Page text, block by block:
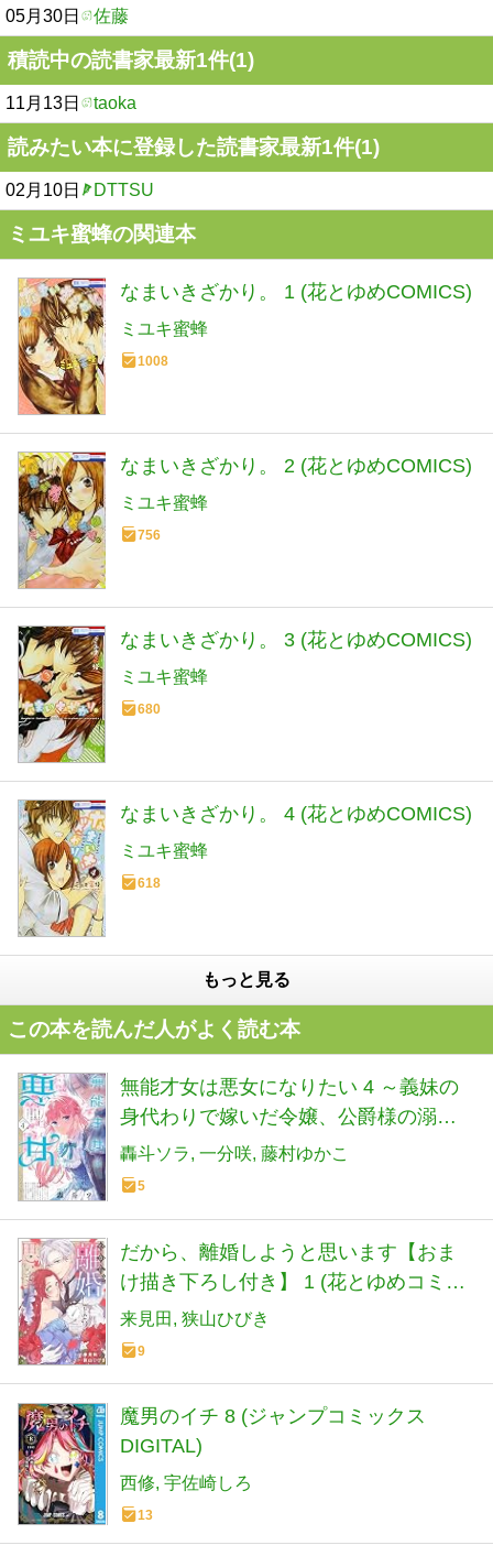
05月30日 佐藤
積読中の読書家最新1件(1)
11月13日 taoka
読みたい本に登録した読書家最新1件(1)
02月10日 DTTSU
ミユキ蜜蜂の関連本
なまいきざかり。 1 (花とゆめCOMICS)
ミユキ蜜蜂
1008
なまいきざかり。 2 (花とゆめCOMICS)
ミユキ蜜蜂
756
なまいきざかり。 3 (花とゆめCOMICS)
ミユキ蜜蜂
680
なまいきざかり。 4 (花とゆめCOMICS)
ミユキ蜜蜂
618
もっと見る
この本を読んだ人がよく読む本
無能才女は悪女になりたい 4 ～義妹の
身代わりで嫁いだ令嬢、公爵様の溺愛
に気づかない～ (ＦＬＯＳ ＣＯＭＩＣ)
轟斗ソラ 一分咲 藤村ゆかこ
5
だから、離婚しようと思います【おま
け描き下ろし付き】 1 (花とゆめコミッ
クススペシャル)
来見田 狭山ひびき
9
魔男のイチ 8 (ジャンプコミックス
DIGITAL)
西修 宇佐崎しろ
13